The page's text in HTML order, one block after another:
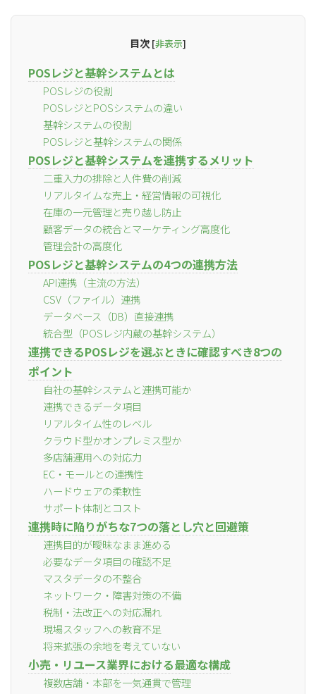
目次 [非表示]
POSレジと基幹システムとは
POSレジの役割
POSレジとPOSシステムの違い
基幹システムの役割
POSレジと基幹システムの関係
POSレジと基幹システムを連携するメリット
二重入力の排除と人件費の削減
リアルタイムな売上・経営情報の可視化
在庫の一元管理と売り越し防止
顧客データの統合とマーケティング高度化
管理会計の高度化
POSレジと基幹システムの4つの連携方法
API連携（主流の方法）
CSV（ファイル）連携
データベース（DB）直接連携
統合型（POSレジ内蔵の基幹システム）
連携できるPOSレジを選ぶときに確認すべき8つの
ポイント
自社の基幹システムと連携可能か
連携できるデータ項目
リアルタイム性のレベル
クラウド型かオンプレミス型か
多店舗運用への対応力
EC・モールとの連携性
ハードウェアの柔軟性
サポート体制とコスト
連携時に陥りがちな7つの落とし穴と回避策
連携目的が曖昧なまま進める
必要なデータ項目の確認不足
マスタデータの不整合
ネットワーク・障害対策の不備
税制・法改正への対応漏れ
現場スタッフへの教育不足
将来拡張の余地を考えていない
小売・リユース業界における最適な構成
複数店舗・本部を一気通貫で管理